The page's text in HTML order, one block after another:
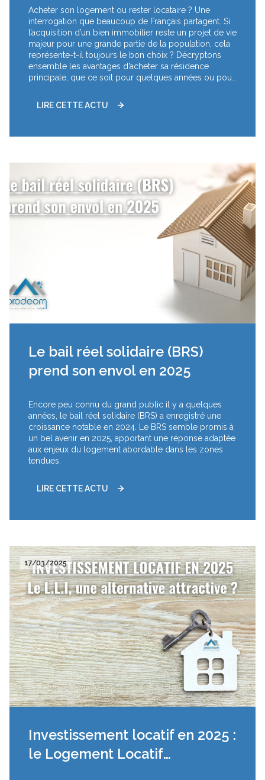
Acheter son logement ou rester locataire ? Une
interrogation que beaucoup de Français partagent. Si
l’acquisition d’un bien immobilier reste un projet de vie
majeur pour une grande partie de la population, cela
représente-t-il toujours le bon choix ? Décryptons
ensemble les avantages d’acheter sa résidence
principale, que ce soit pour quelques années ou pour
LIRE CETTE ACTU
08/04/2025
Le bail réel solidaire (BRS)
prend son envol en 2025
Encore peu connu du grand public il y a quelques
années, le bail réel solidaire (BRS) a enregistré une
croissance notable en 2024. Le BRS semble promis à
un bel avenir en 2025, apportant une réponse adaptée
aux enjeux du logement abordable dans les zones
tendues.
LIRE CETTE ACTU
17/03/2025
Investissement locatif en 2025 :
le Logement Locatif